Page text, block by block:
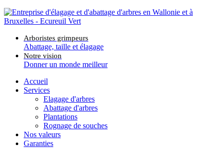
Arboristes grimpeurs
Abattage, taille et élagage
Notre vision
Donner un monde meilleur
Accueil
Services
Elagage d'arbres
Abattage d'arbres
Plantations
Rognage de souches
Nos valeurs
Garanties